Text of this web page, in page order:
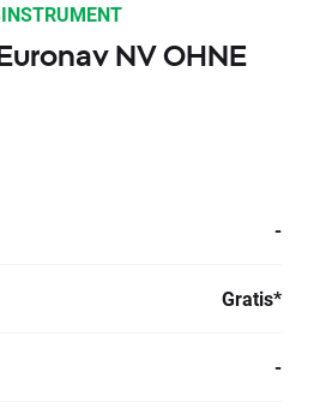
NV OHNE
-
Gratis*
-